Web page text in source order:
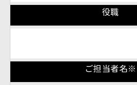
役職
ご担当者名※